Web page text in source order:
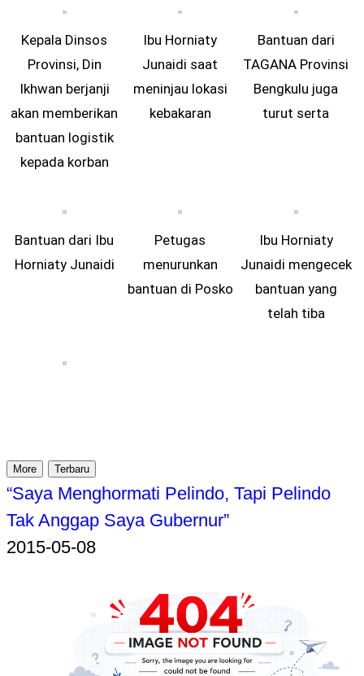
Kepala Dinsos
Provinsi, Din
Ikhwan berjanji
akan memberikan
bantuan logistik
kepada korban
Ibu Horniaty
Junaidi saat
meninjau lokasi
kebakaran
Bantuan dari
TAGANA Provinsi
Bengkulu juga
turut serta
Bantuan dari Ibu
Horniaty Junaidi
Petugas
menurunkan
bantuan di Posko
Ibu Horniaty
Junaidi mengecek
bantuan yang
telah tiba
More Terbaru
“Saya Menghormati Pelindo, Tapi Pelindo
Tak Anggap Saya Gubernur”
2015-05-08